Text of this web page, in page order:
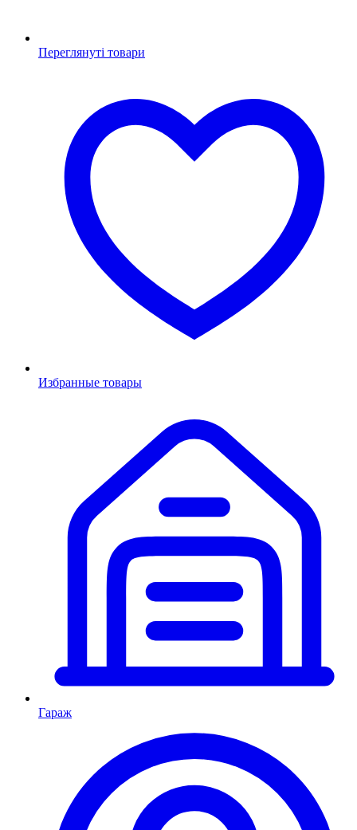
Переглянуті товари
Избранные товары
Гараж